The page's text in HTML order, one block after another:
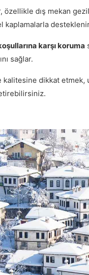
özellikle dış mekan
karşı koruma
sağlar.
kalitesine dikkat